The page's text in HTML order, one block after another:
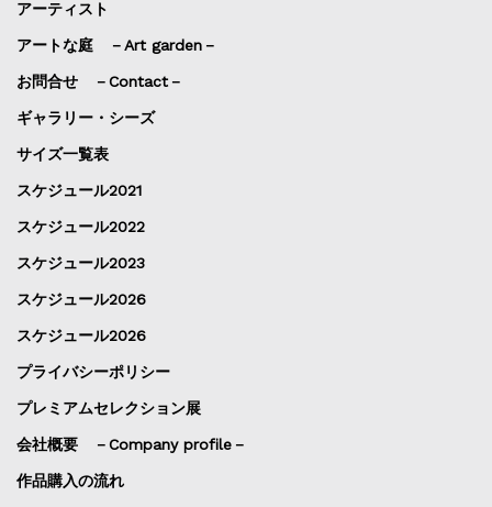
アーティスト
アートな庭 －Art garden－
お問合せ －Contact－
ギャラリー・シーズ
サイズ一覧表
スケジュール2021
スケジュール2022
スケジュール2023
スケジュール2026
スケジュール2026
プライバシーポリシー
プレミアムセレクション展
会社概要 －Company profile－
作品購入の流れ